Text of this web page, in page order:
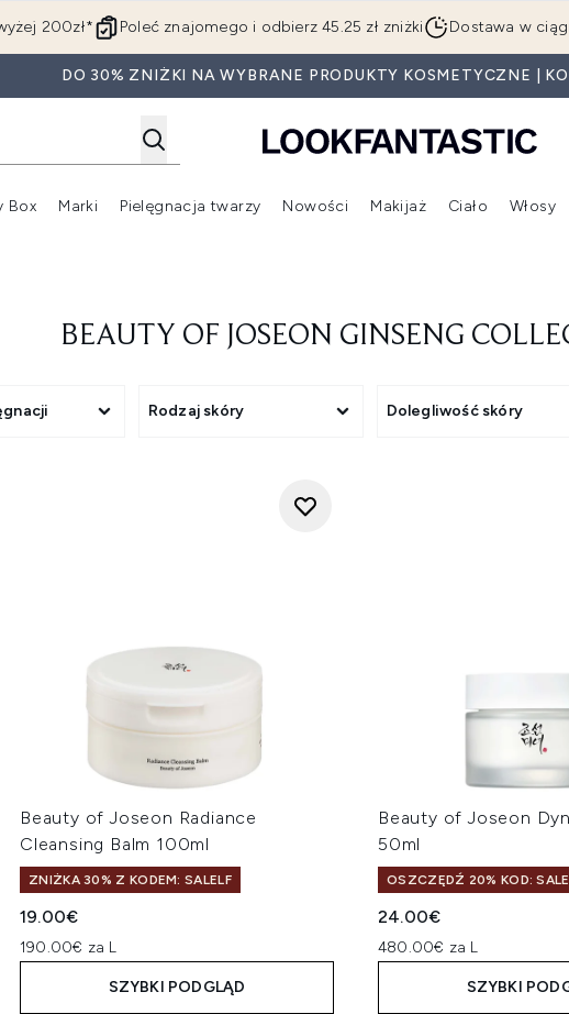
Przejdź do głównej treści
200zł* Poleć znajomego i odbierz 45.25 zł zniżki Dostawa w
DO 30% ZNIŻKI NA WYBRANE PRODUKTY KOSMETYCZNE |
Box
Wejdź do podmenu (Beauty Box)
Marki
Wejdź do podmenu (Marki)
Pielęgnacja twarzy
Wejdź do podmenu (Pielęgnacja twarzy)
Nowości
Wejdź do podmenu
Makijaż Ciało Włosy
BEAUTY OF JOSEON GINSENG
Rodzaj skóry Dolegliwość skóry
Beauty of Joseon Radiance
Cleansing Balm 100ml
ZNIŻKA 30% Z KODEM: SALELF
19.00€
190.00€ za L
SZYBKI PODGLĄD
Beauty of Joseon
50ml
OSZCZĘDŹ 20% KOD:
24.00€
480.00€ za L
SZYBKI